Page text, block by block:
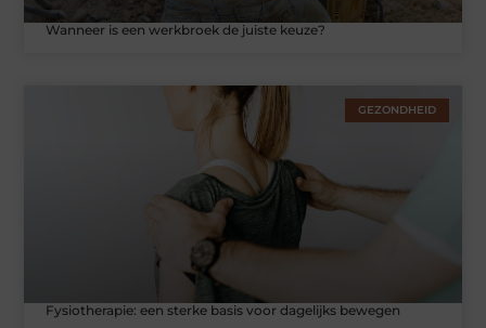
Wanneer is een werkbroek de juiste keuze?
GEZONDHEID
Fysiotherapie: een sterke basis voor dagelijks bewegen